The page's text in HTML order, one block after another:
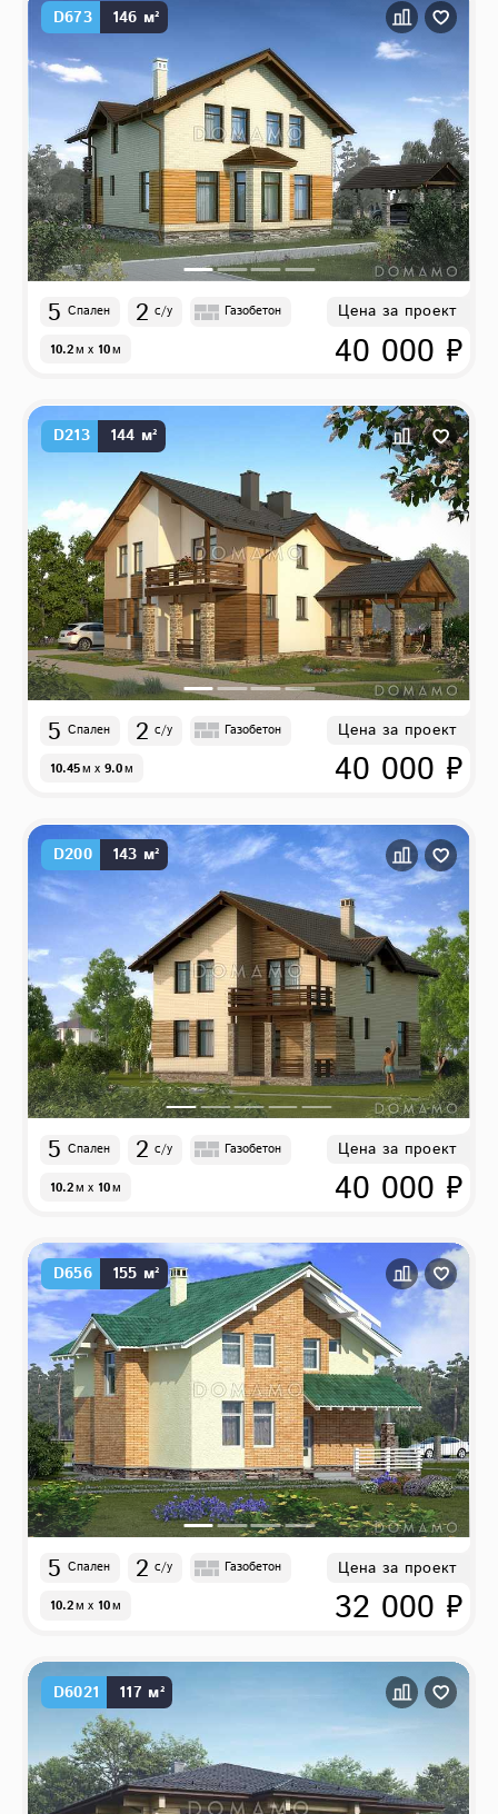
D673 146 м²
5 Спален 2 с/у Газобетон
10.2м x 10м
Цена за проект
40 000 ₽
D213 144 м²
5 Спален 2 с/у Газобетон
10.45м x 9.0м
Цена за проект
40 000 ₽
D200 143 м²
5 Спален 2 с/у Газобетон
10.2м x 10м
Цена за проект
40 000 ₽
D656 155 м²
5 Спален 2 с/у Газобетон
10.2м x 10м
Цена за проект
32 000 ₽
D6021 117 м²